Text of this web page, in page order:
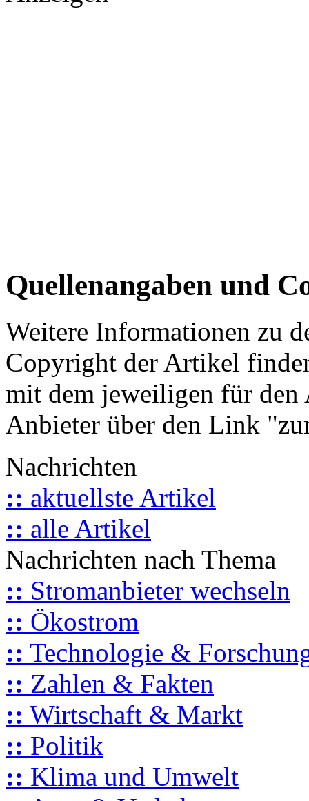
Quellenangaben und
Weitere Informationen zu
Copyright der Artikel
mit dem jeweiligen für
Anbieter über den Link
Nachrichten
:: aktuellste Artikel
:: alle Artikel
Nachrichten nach Thema
:: Stromanbieter wechseln
:: Ökostrom
:: Technologie &
:: Zahlen & Fakten
:: Wirtschaft & Markt
:: Politik
:: Klima und Umwelt